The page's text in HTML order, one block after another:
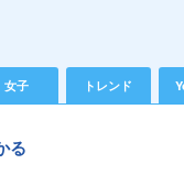
女子 トレンド
る